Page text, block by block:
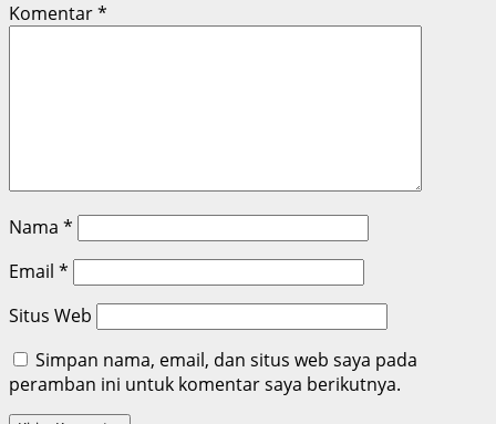
Komentar*
Nama *
Email *
Situs Web
Simpan nama, email, dan situs web saya pada
peramban ini untuk komentar saya berikutnya.